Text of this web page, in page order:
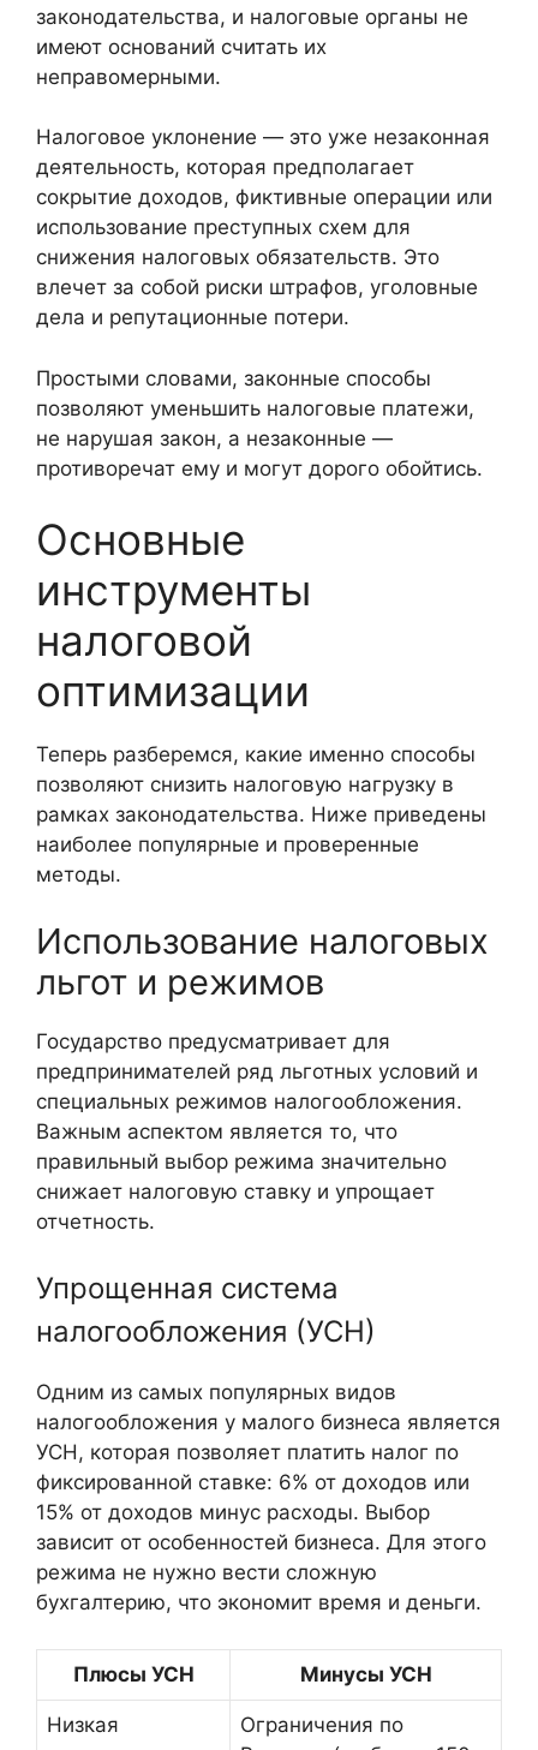
законодательства, и налоговые органы не
имеют оснований считать их
неправомерными.
Налоговое уклонение — это уже незаконная
деятельность, которая предполагает
сокрытие доходов, фиктивные операции или
использование преступных схем для
снижения налоговых обязательств. Это
влечет за собой риски штрафов, уголовные
дела и репутационные потери.
Простыми словами, законные способы
позволяют уменьшить налоговые платежи,
не нарушая закон, а незаконные —
противоречат ему и могут дорого обойтись.
Основные
инструменты
налоговой
оптимизации
Теперь разберемся, какие именно способы
позволяют снизить налоговую нагрузку в
рамках законодательства. Ниже приведены
наиболее популярные и проверенные
методы.
Использование налоговых
льгот и режимов
Государство предусматривает для
предпринимателей ряд льготных условий и
специальных режимов налогообложения.
Важным аспектом является то, что
правильный выбор режима значительно
снижает налоговую ставку и упрощает
отчетность.
Упрощенная система
налогообложения (УСН)
Одним из самых популярных видов
налогообложения у малого бизнеса является
УСН, которая позволяет платить налог по
фиксированной ставке: 6% от доходов или
15% от доходов минус расходы. Выбор
зависит от особенностей бизнеса. Для этого
режима не нужно вести сложную
бухгалтерию, что экономит время и деньги.
Плюсы УСН Минусы УСН
Низкая
Ограничения по